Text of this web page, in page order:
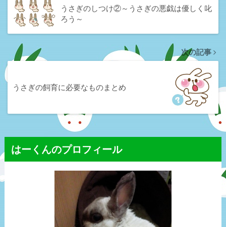
うさぎのしつけ②～うさぎの悪戯は優しく叱
ろう～
次の記事
うさぎの飼育に必要なものまとめ
はーくんのプロフィール